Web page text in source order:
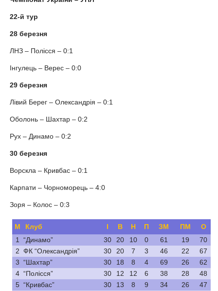
22-й тур
28 березня
ЛНЗ – Полісся – 0:1
Інгулець – Верес – 0:0
29 березня
Лівий Берег – Олександрія – 0:1
Оболонь – Шахтар – 0:2
Рух – Динамо – 0:2
30 березня
Ворскла – Кривбас – 0:1
Карпати – Чорноморець – 4:0
Зоря – Колос – 0:3
М Клуб І В Н П ЗМ ПМ
О
1
“Динамо” 30 20 10 0 61 19
70
2 ФК “Олександрія” 30 20 7 3 46 22
67
3 “Шахтар” 30 18 8 4 69 26
62
4 “Полісся” 30 12 12 6 38 28
48
5 “Кривбас” 30 13 8 9 34 26
47